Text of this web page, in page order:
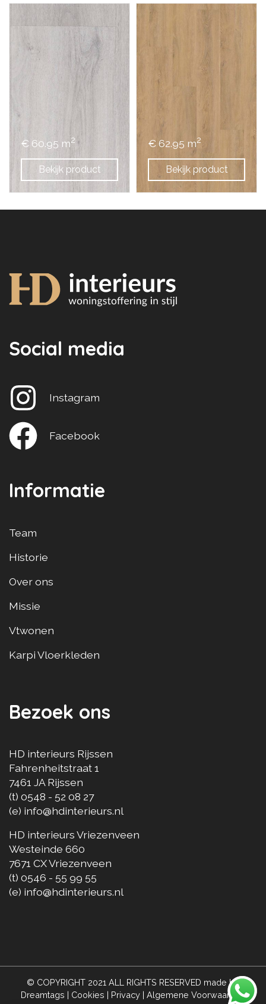
Bekijk product
€ 60.95 m2
Bekijk product
€ 62.95 m2
Social media
Instagram
Facebook
Informatie
Team
Historie
Over ons
Missie
Vtwonen
Karpi Vloerkleden
Bezoek ons
HD interieurs Rijssen
Fahrenheitstraat 1
7461 JA Rijssen
(t) 0548 - 52 08 27
(e) info@hdinterieurs.nl
HD interieurs Vriezenveen
Westeinde 660
7671 CXVriezenveen
(t) 0546 - 55 99 55
(e) info@hdinterieurs.nl
© COPYRIGHT 2021 ALL RIGHTS RESERVED made by
Dreamtags | Cookies | Privacy | Algemene Voorwaarden